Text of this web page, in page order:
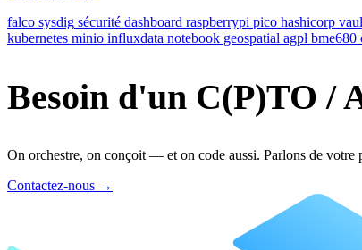
falco sysdig sécurité dashboard raspberrypi pico hashicorp
kubernetes minio influxdata notebook geospatial agpl bme680
Besoin d'un C(P)TO /
On orchestre, on conçoit — et on code aussi. Parlons de votre
Contactez-nous →